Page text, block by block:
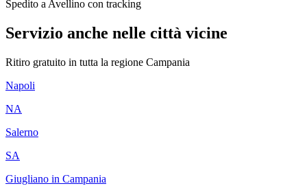
Spedito a Avellino con tracking
Servizio anche nelle città vicine
Ritiro gratuito in tutta la regione Campania
Napoli
NA
Salerno
SA
Giugliano in Campania